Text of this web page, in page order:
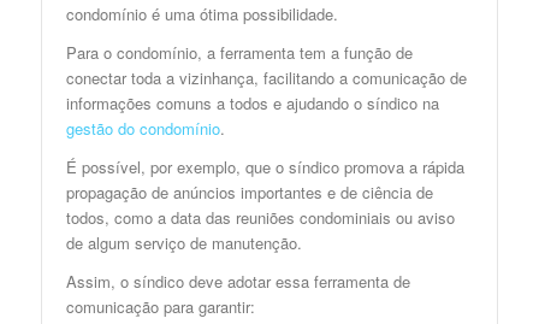
condomínio é uma ótima possibilidade.
Para o condomínio, a ferramenta tem a função de
conectar toda a vizinhança, facilitando a comunicação de
informações comuns a todos e ajudando o síndico na
gestão do condomínio.
É possível, por exemplo, que o síndico promova a rápida
propagação de anúncios importantes e de ciência de
todos, como a data das reuniões condominiais ou aviso
de algum serviço de manutenção.
Assim, o síndico deve adotar essa ferramenta de
comunicação para garantir: